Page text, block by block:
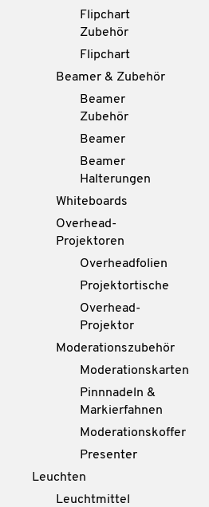
Flipchart
Zubehör
Flipchart
Beamer & Zubehör
Beamer
Zubehör
Beamer
Beamer
Halterungen
Whiteboards
Overhead-
Projektoren
Overheadfolien
Projektortische
Overhead-
Projektor
Moderationszubehör
Moderationskarten
Pinnnadeln &
Markierfahnen
Moderationskoffer
Presenter
Leuchten
Leuchtmittel